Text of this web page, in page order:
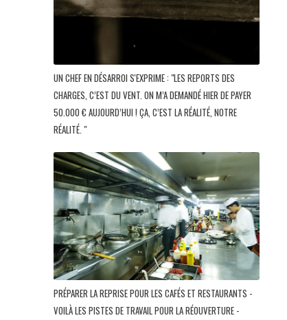
UN CHEF EN DÉSARROI S'EXPRIME : "LES REPORTS DES
CHARGES, C’EST DU VENT. ON M’A DEMANDÉ HIER DE PAYER
50.000 € AUJOURD’HUI ! ÇA, C’EST LA RÉALITÉ, NOTRE
RÉALITÉ. "
PRÉPARER LA REPRISE POUR LES CAFÉS ET RESTAURANTS -
VOILÀ LES PISTES DE TRAVAIL POUR LA RÉOUVERTURE -